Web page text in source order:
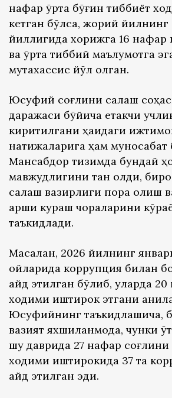
нафар ўрта бўғин тиббиёт
кетган бўлса, жорий
йиллигида хорижга 16
ва ўрта тиббий маълумотга
мутахассис йўл олган.
Юсуфий соғлиқни сақлаш
даражаси бўйича етакчи
киритилгани ҳақидаги
натижаларига ҳам муносабат
Мансабдор тизимда бундай
мавжудлигини тан олди, бироқ
сақлаш вазирлиги пора олиш
қарши кураш чораларини
таъкидлади.
Масалан, 2026 йилнинг
ойларида коррупция билан
қайд этилган бўлиб, уларда
ходими иштирок этгани
Юсуфийнинг таъкидлашича,
вазият яхшиланмоқда, чунки
шу даврида 27 нафар соғлиқни
ходими иштирокида 37 та
қайд этилган эди.